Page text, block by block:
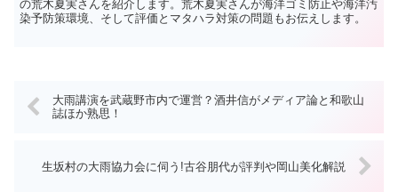
の荒木夏実さんを紹介します。荒木夏実さんが海洋ゴミ防止や海洋汚
染予防策環境、そして評価とマタハラ対策の問題もお伝えします。
大雨講演を武蔵野市内で運営？酒井信がメディア論と和歌山
誌ほか熟思！
生坂村の大雨協力会に伺う!古谷朋代が評判や岡山美化解説